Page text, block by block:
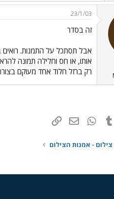
23/1/03
זה בסדר
אבל תסתכל על התמנות. רואים
אותו, או חס וחלילה תמונה
רק ברזל חלוד אחד מעוקם
Tumblr
WhatsAppדואר אלקטרוני
צילום - אמנות הצילום